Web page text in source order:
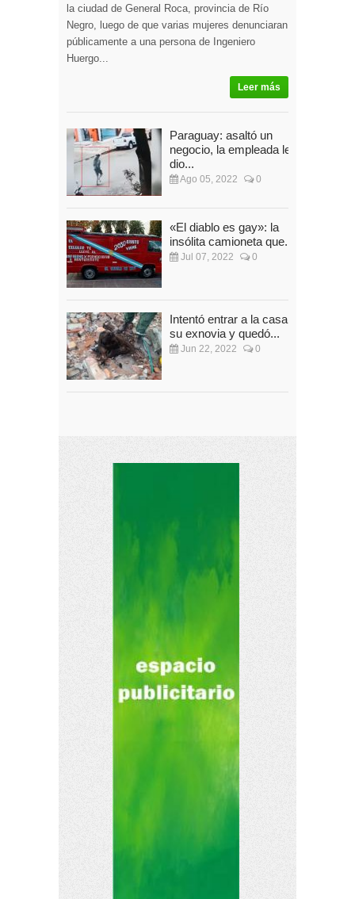
la ciudad de General Roca, provincia de Río
Negro, luego de que varias mujeres denunciaran
públicamente a una persona de Ingeniero
Huergo...
Leer más
Paraguay: asaltó un
negocio, la empleada le
dio...
Ago 05, 2022 0
«El diablo es gay»: la
insólita camioneta que...
Jul 07, 2022 0
Intentó entrar a la casa de
su exnovia y quedó...
Jun 22, 2022 0